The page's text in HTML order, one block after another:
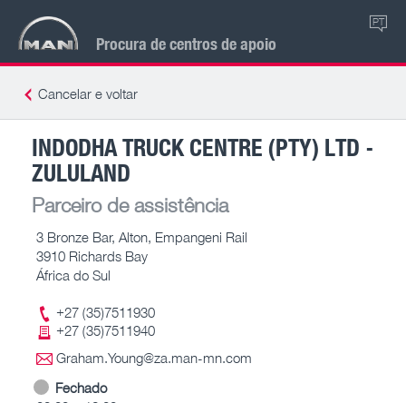
Procura de centros de apoio
PT
Cancelar e voltar
INDODHA TRUCK CENTRE (PTY) LTD -
ZULULAND
Parceiro de assistência
3 Bronze Bar, Alton, Empangeni Rail
3910 Richards Bay
África do Sul
+27 (35)7511930
+27 (35)7511940
Graham.Young@za.man-mn.com
Fechado